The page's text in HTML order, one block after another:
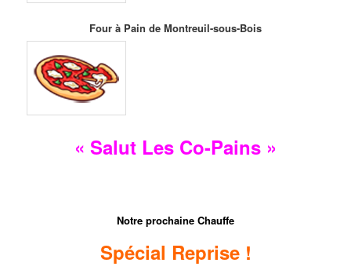
Four à Pain de Montreuil-sous-Bois
« Salut Les Co-Pains »
Notre prochaine Chauffe
Spécial Reprise !